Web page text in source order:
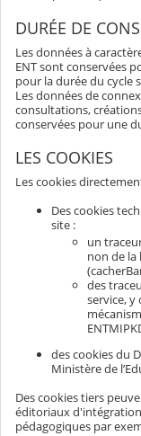
DURÉE DE
Les données à
ENT sont conservées
pour la durée du cycle
Les données de
consultations,
conservées pour une
LES COOKIES
Les cookies
Des cookies
site :
un
non de la
des
service, y
des cookies du
Ministère de
Des cookies tiers
éditoriaux
pédagogiques par